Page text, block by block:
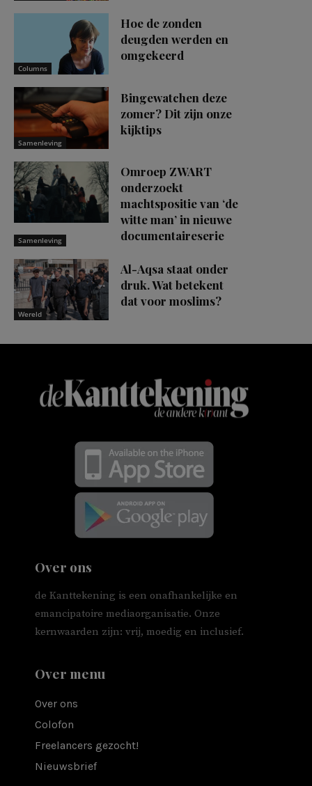
Columns
Hoe de zonden
deugden werden en
omgekeerd
Samenleving
Bingewatchen deze
zomer? Dit zijn onze
kijktips
Samenleving
Omroep ZWART
onderzoekt
machtspositie van ‘de
witte man’ in nieuwe
documentaireserie
Wereld
Al-Aqsa staat onder
druk. Wat betekent
dat voor moslims?
Over ons
de Kanttekening is een onafhankelijke en
emancipatoire mediaorganisatie. Onze
kernwaarden zijn: vrij, moedig en inclusief.
Over menu
Over ons
Colofon
Freelancers gezocht!
Nieuwsbrief